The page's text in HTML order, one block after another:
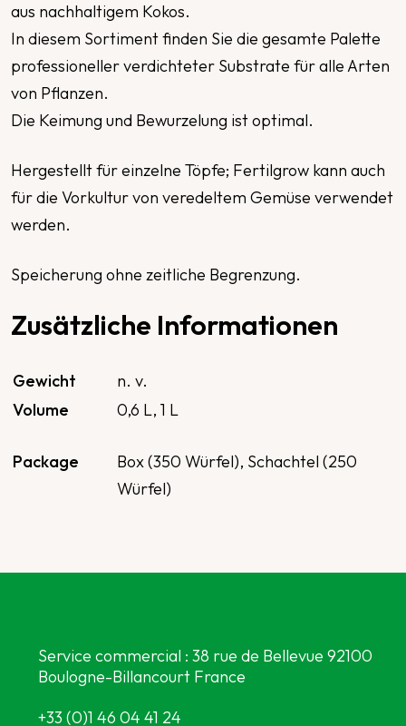
aus nachhaltigem Kokos.
In diesem Sortiment finden Sie die gesamte Palette
professioneller verdichteter Substrate für alle Arten
von Pflanzen.
Die Keimung und Bewurzelung ist optimal.
Hergestellt für einzelne Töpfe; Fertilgrow kann auch
für die Vorkultur von veredeltem Gemüse verwendet
werden.
Speicherung ohne zeitliche Begrenzung.
Zusätzliche Informationen
Gewicht
n. v.
Volume
0,6 L, 1 L
Package
Box (350 Würfel), Schachtel (250
Würfel)
Service commercial : 38 rue de Bellevue 92100
Boulogne-Billancourt France
+33 (0)1 46 04 41 24